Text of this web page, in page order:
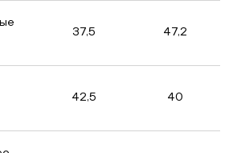
37,5 47,2
42,5 40